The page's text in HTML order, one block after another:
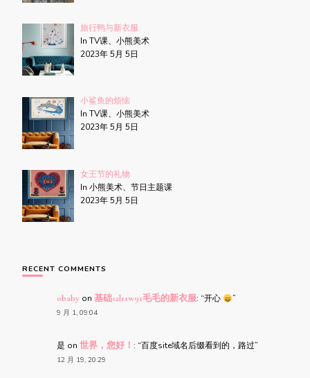
旅行鸭与新衣服
In TV课、小熊美术
2023年 5月 5日
小鲨鱼的烦恼
In TV课、小熊美术
2023年 5月 5日
女王节的礼物
In 小熊美术、节日主题课
2023年 5月 5日
RECENT COMMENTS
obaby on 基础s2l11w91毛毛的新衣服: “开心 ”
9 月 1, 09:04
是 on 世界，您好！ : “百度site域名后缀看到的，路过”
12 月 19, 20:29